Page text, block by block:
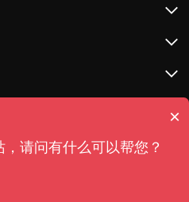
44030702004674号
×
请问有什么可以帮您？